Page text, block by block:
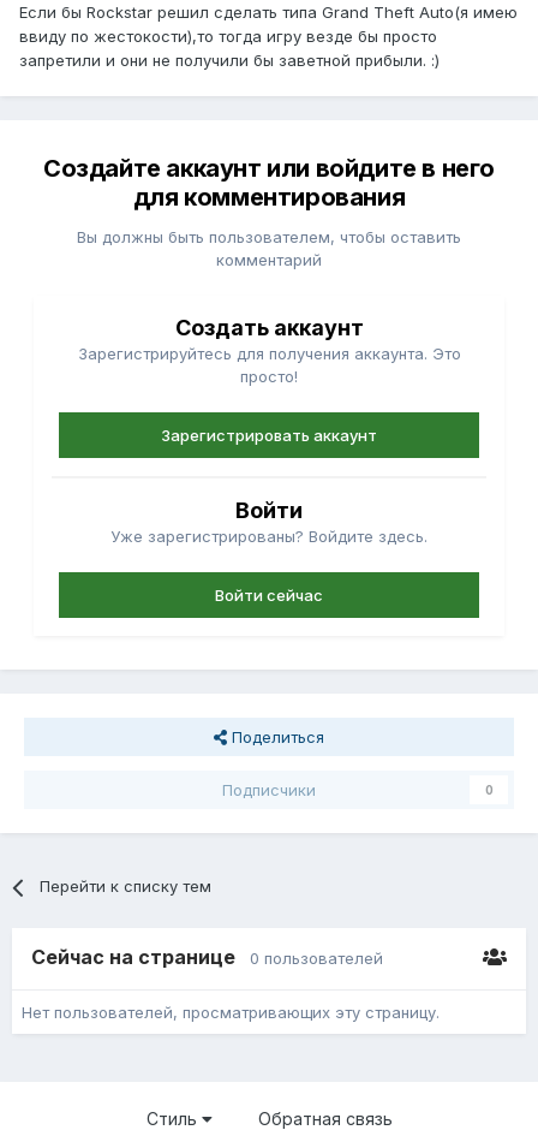
Если бы Rockstar решил сделать типа Grand Theft Auto(я имею
ввиду по жестокости),то тогда игру везде бы просто
запретили и они не получили бы заветной прибыли. :)
Создайте аккаунт или войдите в него
для комментирования
Вы должны быть пользователем, чтобы оставить
комментарий
Создать аккаунт
Зарегистрируйтесь для получения аккаунта. Это
просто!
Зарегистрировать аккаунт
Войти
Уже зарегистрированы? Войдите здесь.
Войти сейчас
Поделиться
Подписчики 0
Перейти к списку тем
Сейчас на странице 0 пользователей
Нет пользователей, просматривающих эту страницу.
Стиль Обратная связь